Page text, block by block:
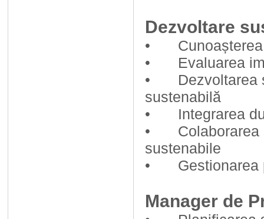
Dezvoltare
•
•
Evaluarea
•
Dezvoltarea
sustenabilă
•
Integrarea
•
sustenabile
•
Manager de